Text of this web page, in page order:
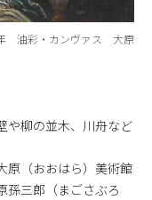
油彩・カンヴァス 大原
や柳の並木、川舟など
原（おおはら）美術館
孫三郎（まごさぶろ